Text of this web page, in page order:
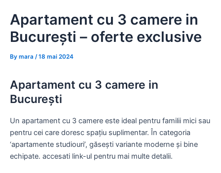
content
Apartament cu 3 camere in
București – oferte exclusive
By mara /18 mai 2024
Apartament cu 3 camere in
București
Un apartament cu 3 camere este ideal pentru familii mici sau
pentru cei care doresc spațiu suplimentar. În categoria
‘apartamente studiouri’, găsești variante moderne și bine
echipate. accesati link-ul pentru mai multe detalii.